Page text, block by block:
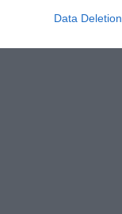
Data Deletion